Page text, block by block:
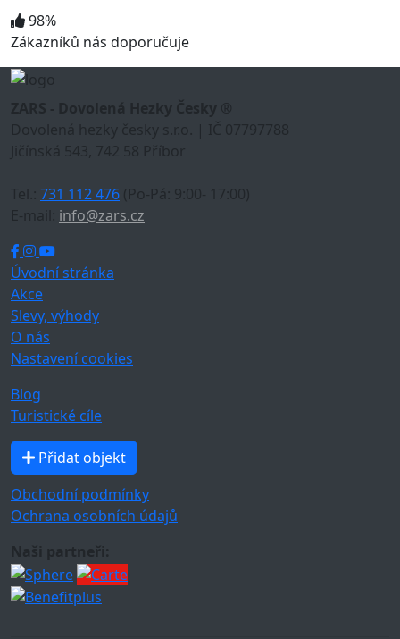
98%
Zákazníků nás doporučuje
ZARS - Dovolená Hezky Česky ®
Dovolená hezky česky s.r.o. | IČ 07797788
Jičínská 543, 742 58 Příbor
Tel.: 731 112 476 (Po-Pá: 9:00- 17:00)
E-mail: info@zars.cz
Úvodní stránka
Akce
Slevy, výhody
O nás
Nastavení cookies
Blog
Turistické cíle
Přidat objekt
Obchodní podmínky
Ochrana osobních údajů
Naši partneři: